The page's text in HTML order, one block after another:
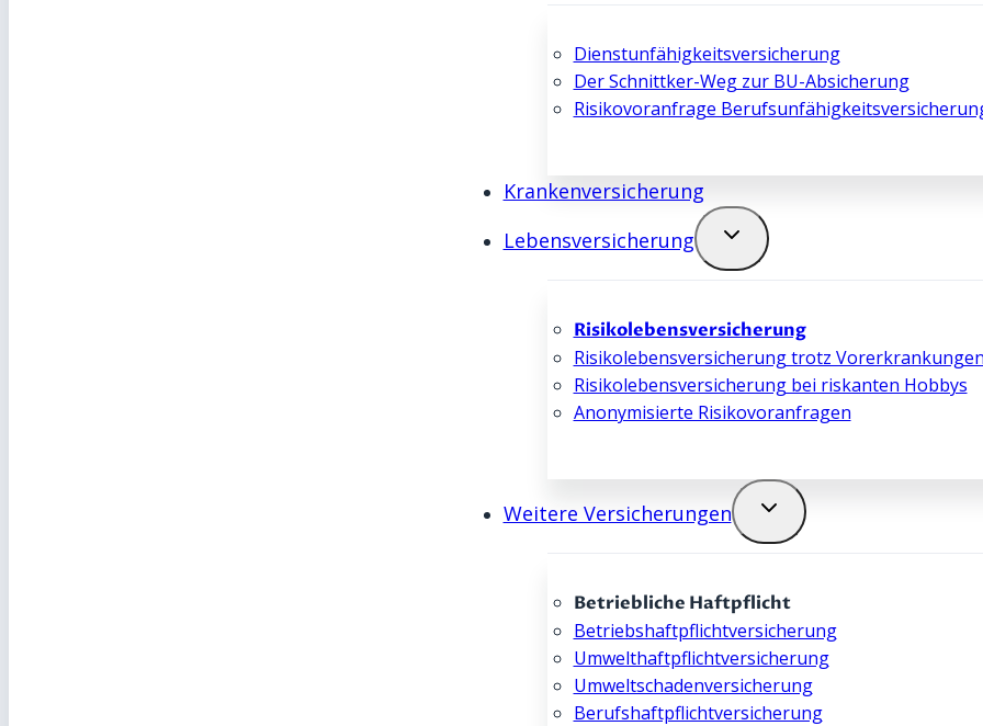
Dienstunfähigkeits­­versicherung
Der Schnittker-Weg zur BU-Absicherung
Risikovoranfrage
Kranken­­versicherung
Lebens­­versicherung
Risikolebens­­versicherung
Risikolebensversicherung trotz
Risikolebens­­versicherung bei riskanten Hobbys
Anonymisierte Risikovoranfragen
Weitere Versicherungen
Betriebliche Haftpflicht
Betriebshaftpflicht­­­­versicherung
Umwelthaftpflicht­­versicherung
Umweltschaden­­versicherung
Berufshaftpflicht­­versicherung